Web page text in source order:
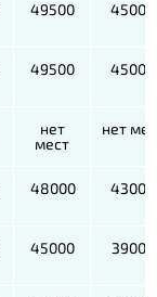
49500 45000
49500 45000
нет
мест
нет
48000 43000
45000 39000